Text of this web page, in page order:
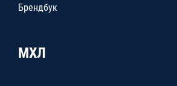
Брендбук
МХЛ